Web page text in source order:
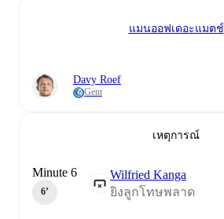
แมนออฟเดอะแมตช์
Davy Roef
Gent
เหตุการณ์
Wilfried Kanga
ยิงลูกโทษพลาด
Minute 6
6‎’‎